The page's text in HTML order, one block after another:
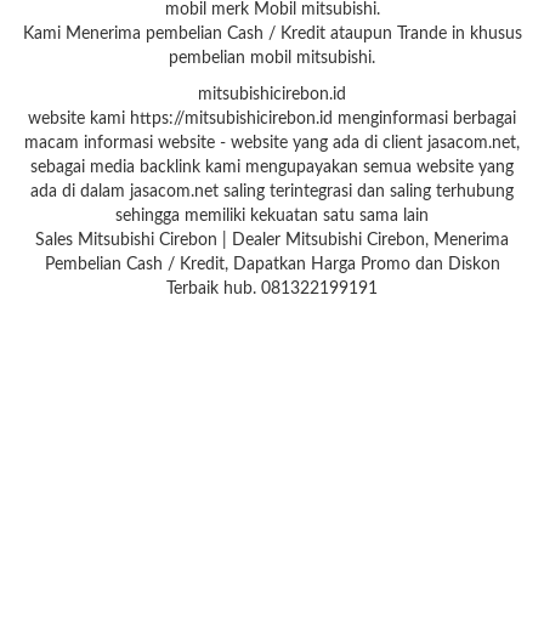
mobil merk Mobil mitsubishi.
Kami Menerima pembelian Cash / Kredit ataupun Trande in khusus
pembelian mobil mitsubishi.
mitsubishicirebon.id
website kami https://mitsubishicirebon.id menginformasi berbagai
macam informasi website - website yang ada di client jasacom.net,
sebagai media backlink kami mengupayakan semua website yang
ada di dalam jasacom.net saling terintegrasi dan saling terhubung
sehingga memiliki kekuatan satu sama lain
Sales Mitsubishi Cirebon | Dealer Mitsubishi Cirebon, Menerima
Pembelian Cash / Kredit, Dapatkan Harga Promo dan Diskon
Terbaik hub. 081322199191